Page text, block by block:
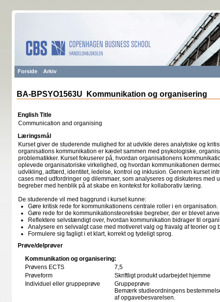
Forside Arkiv
BA-BPSYO1563U Kommunikation og organisering
English Title
Communication and organising
Læringsmål
Kurset giver de studerende mulighed for at udvikle deres analytiske og
organisations kommunikation er kædet sammen med psykologiske,
problematikker. Kurset fokuserer på, hvordan organisationens
oplevede organisatoriske virkelighed, og hvordan kommunikationen
udvikling, adfærd, identitet, ledelse, kontrol og inklusion. Gennem kurset
cases med udfordringer og dilemmaer, som analyseres og diskuteres med
begreber med henblik på at skabe en kontekst for kollaborativ læring.
De studerende vil med baggrund i kurset kunne:
Gøre kritisk rede for kommunikationens centrale roller i en organisation.
Gøre rede for de kommunikationsteoretiske begreber, der er blevet
Reflektere selvstændigt over, hvordan kommunikation bidrager til
Analysere en selvvalgt case med motiveret valg og fravalg af teorier og
Formulere sig fagligt i et klart, korrekt og tydeligt sprog.
Prøve/delprøver
Kommunikation og organisering:
Prøvens ECTS
7,5
Prøveform
Skriftligt produkt udarbejdet hjemme
Individuel eller gruppeprøve
Gruppeprøve
Bemærk studieordningens
af opgavebesvarelsen.